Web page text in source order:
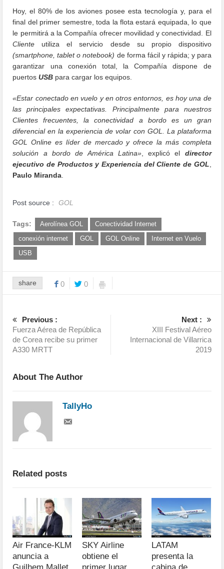
Hoy, el 80% de los aviones posee esta tecnología y, para el
final del primer semestre, toda la flota estará equipada, lo que
le permitirá a la Compañía ofrecer movilidad y conectividad. El
Cliente utiliza el servicio desde su propio dispositivo
(smartphone, tablet o notebook) de forma fácil y rápida; y para
garantizar una conexión total, la Compañía dispone de
puertosUSB para cargar los equipos.
«Estar conectado en vuelo y en otros entornos, es hoy una de
las principales expectativas. Principalmente para nuestros
Clientes frecuentes, la conectividad a bordo es un gran
diferencial en la experiencia de volar con GOL. La plataforma
GOL Online es líder de mercado y ofrece la más completa
solución a bordo de América Latina», explicó el director
ejecutivo de Productos y Experiencia del Cliente de GOL
Paulo Miranda
Post source : GOL
Tags: Aerolínea GOL
Conectividad Internet
conexión internet
GOL GOL Online
Internet en Vuelo
USB
share 0 0
Previous :
Fuerza Aérea de República
de Corea recibe su primer
A330 MRTT
Next :
XIII Festival Aéreo
Internacional de Villarrica
2019
About The Author
TallyHo
Related posts
Air France-KLM
anuncia a
Guilhem Mallet
SKY Airline
obtiene el
primer lugar
LATAM
presenta la
cabina de